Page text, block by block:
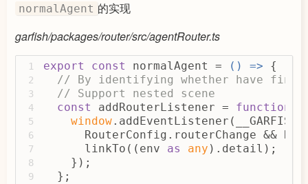
108
110
112
113
114
115
116
      autoRefreshApp,
      apps: appList,
      listening:
    };
    routerLog(
  },
normalAgent 的实现
garfish/packages/router/src/agentRouter.ts
1
2
3
4
5
6
7
8
9
export const normalAgent = () => {
// By identifying whether have
// Support nested scene
const addRouterListener = function
window
RouterConfig.routerChange &&
      linkTo((env
as any ).detail);
    });
  };